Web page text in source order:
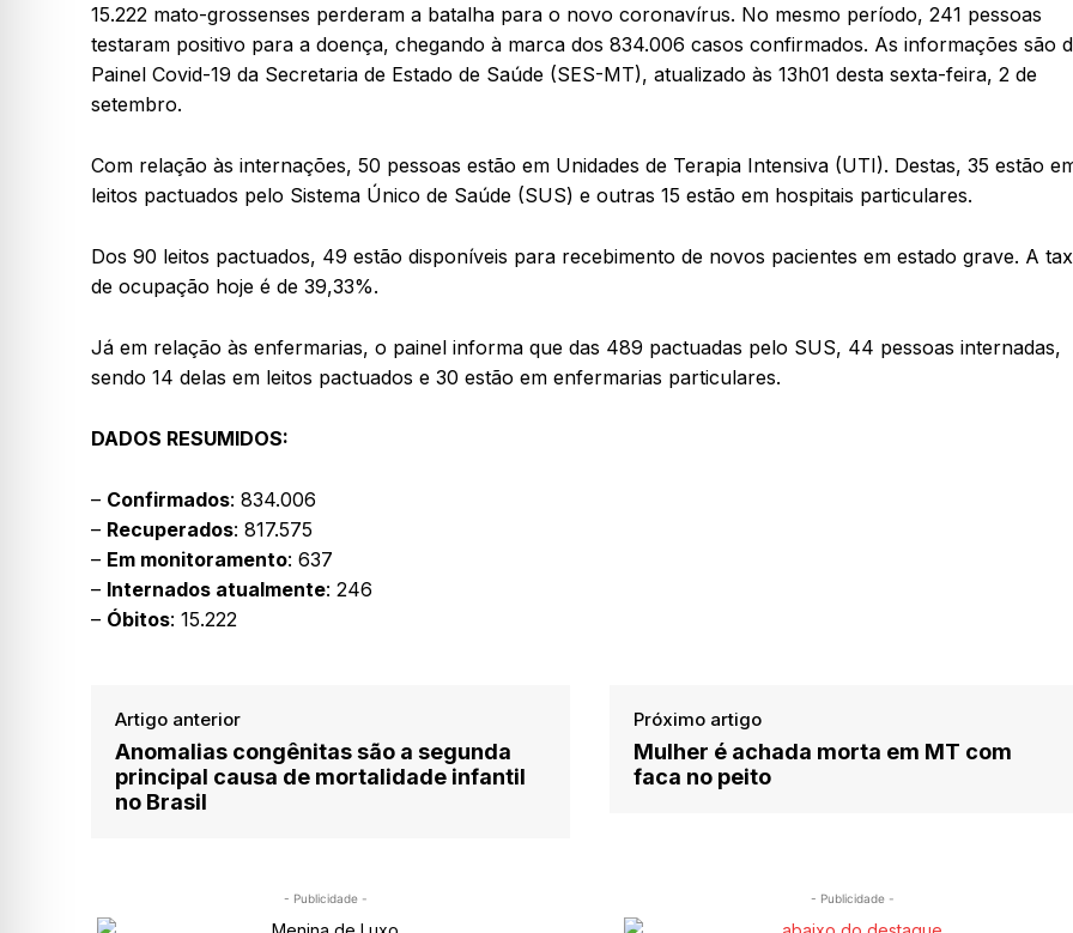
15.222 mato-grossenses perderam a batalha para o novo coronavírus. No mesmo período, 241 pessoas
testaram positivo para a doença, chegando à marca dos 834.006 casos confirmados. As informações são
Painel Covid-19 da Secretaria de Estado de Saúde (SES-MT), atualizado às 13h01 desta sexta-feira, 2 de
setembro.
Com relação às internações, 50 pessoas estão em Unidades de Terapia Intensiva (UTI). Destas, 35 estão
leitos pactuados pelo Sistema Único de Saúde (SUS) e outras 15 estão em hospitais particulares.
Dos 90 leitos pactuados, 49 estão disponíveis para recebimento de novos pacientes em estado grave. A
de ocupação hoje é de 39,33%.
Já em relação às enfermarias, o painel informa que das 489 pactuadas pelo SUS, 44 pessoas internadas,
sendo 14 delas em leitos pactuados e 30 estão em enfermarias particulares.
DADOS RESUMIDOS:
– Confirmados: 834.006
– Recuperados: 817.575
– Em monitoramento: 637
– Internados atualmente: 246
– Óbitos: 15.222
Artigo anterior
Anomalias congênitas são a segunda
principal causa de mortalidade infantil
no Brasil
Próximo artigo
Mulher é achada morta em MT com
faca no peito
- Publicidade - - Publicidade -